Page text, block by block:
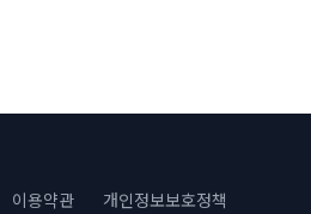
이용약관 개인정보보호정책